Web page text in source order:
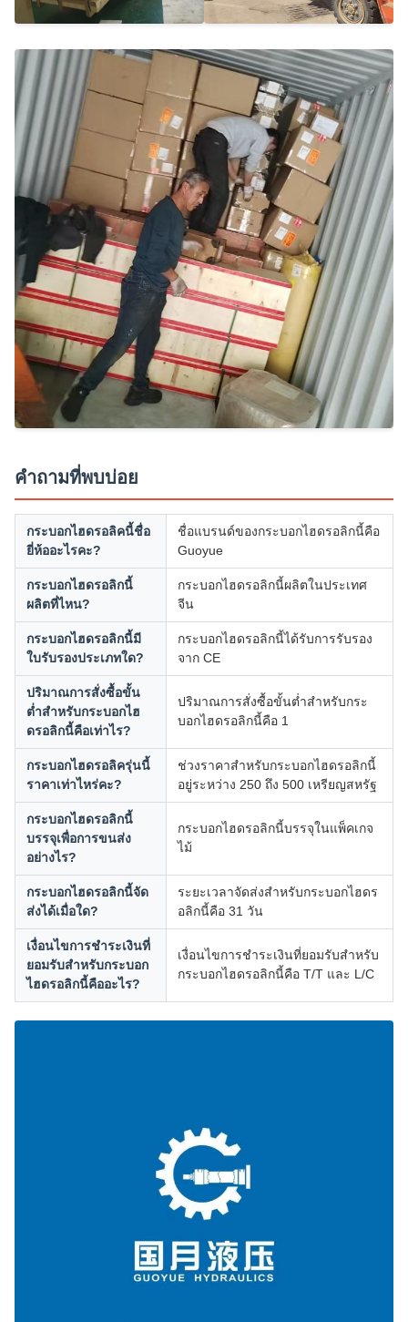
คำถามที่พบบ่อย
กระบอกไฮดรอลิคนี้ชื่อ
ยี่ห้ออะไรคะ?
ชื่อแบรนด์ของกระบอกไฮดรอลิกนี้คือ
Guoyue
กระบอกไฮดรอลิกนี้
ผลิตที่ไหน?
กระบอกไฮดรอลิกนี้ผลิตในประเทศ
จีน
กระบอกไฮดรอลิกนี้มี
ใบรับรองประเภทใด?
กระบอกไฮดรอลิกนี้ได้รับการรับรอง
จาก CE
ปริมาณการสั่งซื้อขั้น
ต่ำสำหรับกระบอกไฮ
ดรอลิกนี้คือเท่าไร?
ปริมาณการสั่งซื้อขั้นต่ำสำหรับกระ
บอกไฮดรอลิกนี้คือ 1
กระบอกไฮดรอลิครุ่นนี้
ราคาเท่าไหร่คะ?
ช่วงราคาสำหรับกระบอกไฮดรอลิกนี้
อยู่ระหว่าง 250 ถึง 500 เหรียญสหรัฐ
กระบอกไฮดรอลิกนี้
บรรจุเพื่อการขนส่ง
อย่างไร?
กระบอกไฮดรอลิกนี้บรรจุในแพ็คเกจ
ไม้
กระบอกไฮดรอลิกนี้จัด
ส่งได้เมื่อใด?
ระยะเวลาจัดส่งสำหรับกระบอกไฮดร
อลิกนี้คือ 31 วัน
เงื่อนไขการชำระเงินที่
ยอมรับสำหรับกระบอก
ไฮดรอลิกนี้คืออะไร?
เงื่อนไขการชำระเงินที่ยอมรับสำหรับ
กระบอกไฮดรอลิกนี้คือ T/T และ L/C